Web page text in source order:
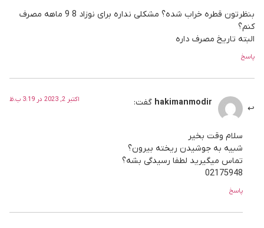
بنظرتون قطره خراب شده؟ مشکلی نداره برای نوزاد 8 9 ماهه مصرف
کنم؟
البته تاریخ مصرف داره
پاسخ
hakimanmodir گفت: اکتبر 2, 2023 در 3:19 ب.ظ
سلام وقت بخیر
شبیه به جوشیدن ریخته بیرون؟
تماس میگیرید لطفا رسیدگی بشه؟
02175948
پاسخ